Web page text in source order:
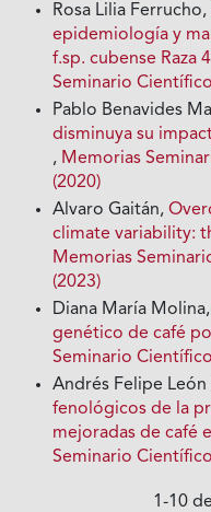
Rosa Lilia Ferrucho,
epidemiología y
f.sp. cubense Raza
Seminario
Pablo Benavides
disminuya su
, Memorias
(2020)
Alvaro Gaitán,
climate variability:
Memorias
(2023)
Diana María
genético de café
Seminario
Andrés Felipe León
fenológicos de la
mejoradas de café
Seminario
1-10